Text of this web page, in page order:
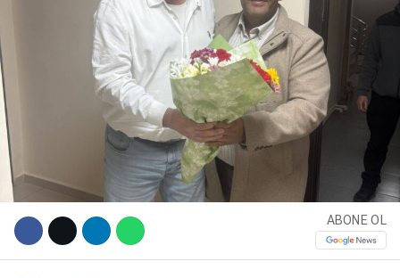
WhatsApp İhbar Hattı
ABONE OL